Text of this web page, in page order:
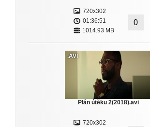
720x302
01:36:51
1014.93 MB
0
.AVI
Plán útěku 2(2018).avi
720x302